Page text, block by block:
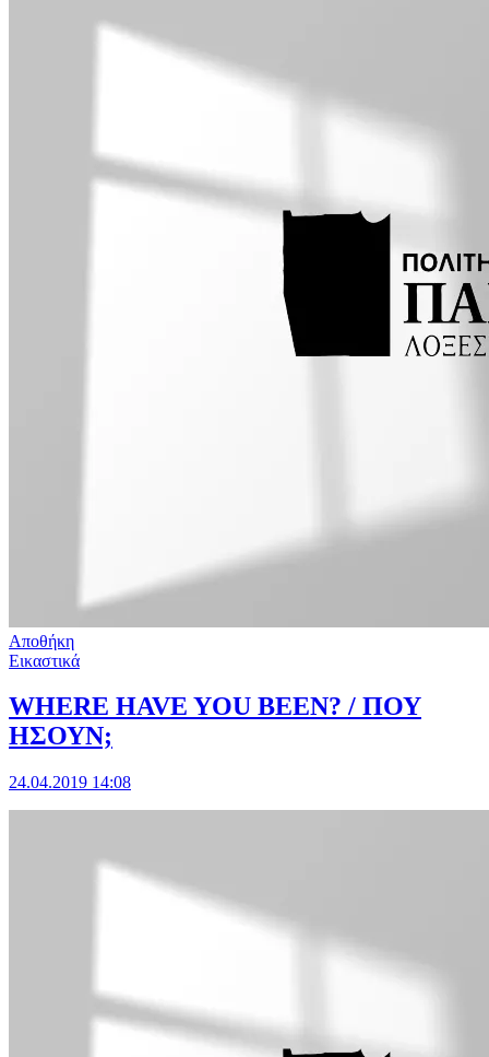
Αποθήκη
Εικαστικά
WHERE HAVE YOU BEEN? / ΠΟΥ
ΗΣΟΥΝ;
24.04.2019 14:08